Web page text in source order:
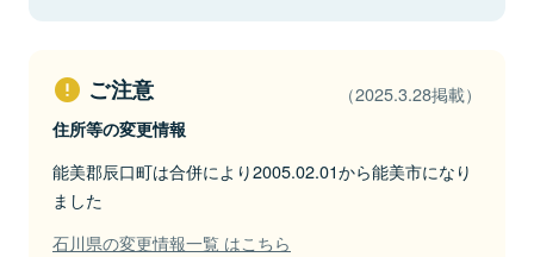
ご注意 （2025.3.28掲載）
住所等の変更情報
能美郡辰口町は合併により2005.02.01から能美市になり
ました
石川県の変更情報一覧 はこちら